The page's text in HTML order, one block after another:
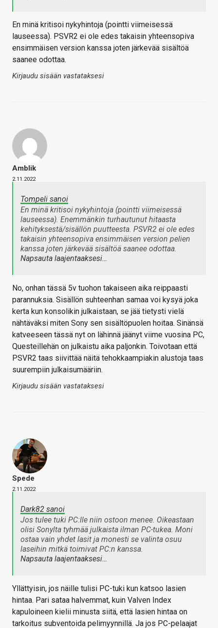
En minä kritisoi nykyhintoja (pointti viimeisessä
lauseessa). PSVR2 ei ole edes takaisin yhteensopiva
ensimmäisen version kanssa joten järkevää sisältöä
saanee odottaa.
Kirjaudu sisään vastataksesi
Amblik
2.11.2022
Tompeli sanoi
En minä kritisoi nykyhintoja (pointti viimeisessä
lauseessa). Enemmänkin turhautunut hitaasta
kehityksestä/sisällön puutteesta. PSVR2 ei ole edes
takaisin yhteensopiva ensimmäisen version pelien
kanssa joten järkevää sisältöä saanee odottaa.
Napsauta laajentaaksesi…
No, onhan tässä 5v tuohon takaiseen aika reippaasti
parannuksia. Sisällön suhteenhan samaa voi kysyä joka
kerta kun konsolikin julkaistaan, se jää tietysti vielä
nähtäväksi miten Sony sen sisältöpuolen hoitaa. Sinänsä
katveeseen tässä nyt on lähinnä jäänyt viime vuosina PC,
Questeillehän on julkaistu aika paljonkin. Toivotaan että
PSVR2 taas siivittää näitä tehokkaampiakin alustoja taas
suurempiin julkaisumääriin.
Kirjaudu sisään vastataksesi
Spede
2.11.2022
Dark82 sanoi
Jos tulee tuki PC:lle niin ostoon menee. Oikeastaan
olisi Sonylta tyhmää julkaista ilman PC-tukea. Moni
ostaa vain yhdet lasit ja monesti se valinta osuu
laseihin mitkä toimivat PC:n kanssa.
Napsauta laajentaaksesi…
Yllättyisin, jos näille tulisi PC-tuki kun katsoo lasien
hintaa. Pari sataa halvemmat, kuin Valven Index
kapuloineen kielii minusta siitä, että lasien hintaa on
tarkoitus subventoida pelimyynnillä. Ja jos PC-pelaajat